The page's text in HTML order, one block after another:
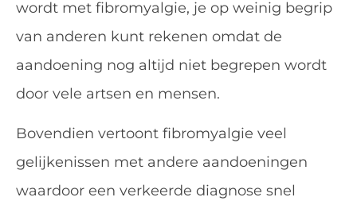
wordt met fibromyalgie, je op weinig begrip
van anderen kunt rekenen omdat de
aandoening nog altijd niet begrepen wordt
door vele artsen en mensen.
Bovendien vertoont fibromyalgie veel
gelijkenissen met andere aandoeningen
waardoor een verkeerde diagnose snel